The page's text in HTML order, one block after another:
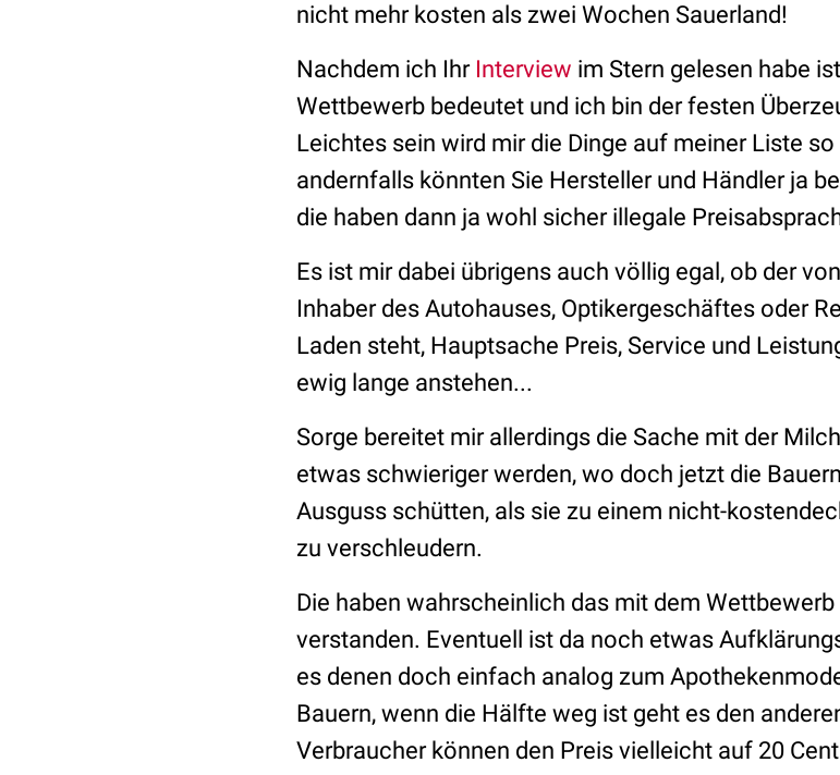
nicht mehr kosten als zwei Wochen Sauerland!
Nachdem ich Ihr Interview im Stern gelesen habe
Wettbewerb bedeutet und ich bin der festen
Leichtes sein wird mir die Dinge auf meiner Liste
andernfalls könnten Sie Hersteller und Händler ja
die haben dann ja wohl sicher illegale
Es ist mir dabei übrigens auch völlig egal, ob der
Inhaber des Autohauses, Optikergeschäftes oder
Laden steht, Hauptsache Preis, Service und
ewig lange anstehen...
Sorge bereitet mir allerdings die Sache mit der
etwas schwieriger werden, wo doch jetzt die
Ausguss schütten, als sie zu einem nicht-
zu verschleudern.
Die haben wahrscheinlich das mit dem
verstanden. Eventuell ist da noch etwas
es denen doch einfach analog zum
Bauern, wenn die Hälfte weg ist geht es den
Verbraucher können den Preis vielleicht auf 20